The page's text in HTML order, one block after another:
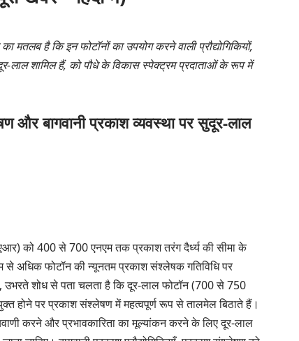
है कि इन फोटॉनों का उपयोग करने वाली प्रौद्योगिकियों,
लाल शामिल हैं, को पौधे के विकास स्पेक्ट्रम प्रदाताओं के रूप में
और बागवानी प्रकाश व्यवस्था पर सुदूर-लाल
को 400 से 700 एनएम तक प्रकाश तरंग दैर्ध्य की सीमा के
से अधिक फोटॉन की न्यूनतम प्रकाश संश्लेषक गतिविधि पर
शोध से पता चलता है कि दूर-लाल फोटॉन (700 से 750
होने पर प्रकाश संश्लेषण में महत्वपूर्ण रूप से तालमेल बिठाते हैं।
करने और प्रभावकारिता का मूल्यांकन करने के लिए दूर-लाल